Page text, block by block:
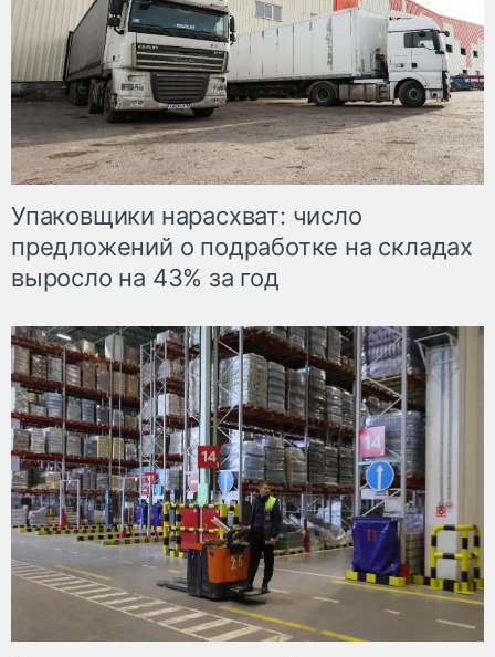
Упаковщики нарасхват: число
предложений о подработке на складах
выросло на 43% за год